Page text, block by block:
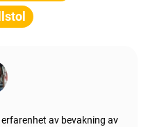
av bevakning av